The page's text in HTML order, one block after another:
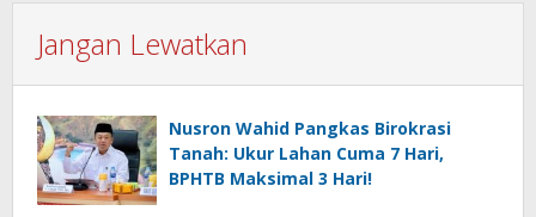
Jangan Lewatkan
Nusron Wahid Pangkas Birokrasi
Tanah: Ukur Lahan Cuma 7 Hari,
BPHTB Maksimal 3 Hari!